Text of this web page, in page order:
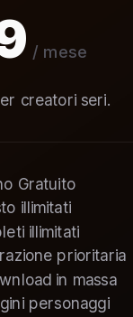
/ mese
creatori seri.
Gratuito
illimitati
illimitati
prioritaria
in massa
personaggi